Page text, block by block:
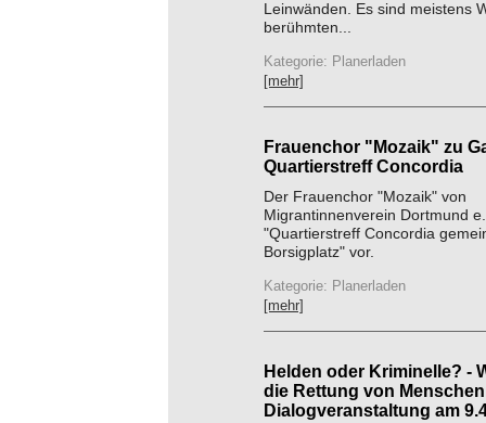
Leinwänden. Es sind meistens
berühmten...
Kategorie: Planerladen
[mehr]
Frauenchor "Mozaik" zu
Quartierstreff Concordia
Der Frauenchor "Mozaik" von
Migrantinnenverein Dortmund
"Quartierstreff Concordia
Borsigplatz" vor.
Kategorie: Planerladen
[mehr]
Helden oder Kriminelle? -
die Rettung von
Dialogveranstaltung am